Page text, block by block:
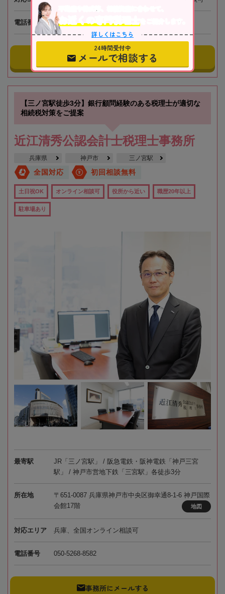
電話番号 050-5268-8565
事務所にメールする
【三ノ宮駅徒歩3分】銀行顧問経験のある税理士が適切な
相続税対策をご提案
近江清秀公認会計士税理士事務所
兵庫県 神戸市 三ノ宮駅
全国対応 初回相談無料
土日祝OK オンライン相談可 役所から近い 職歴20年以上
駐車場あり
最寄駅
JR「三ノ宮駅」 / 阪急電鉄・阪神電鉄「神戸三宮
駅」 / 神戸市営地下鉄「三宮駅」各徒歩3分
所在地
〒651-0087 兵庫県神戸市中央区御幸通8-1-6 神戸国際
会館17階
地図
対応エリア 兵庫、全国オンライン相談可
電話番号 050-5268-8582
事務所にメールする
不動産や株式等、相続資産に合わせて、
お近くの専門税理士
をご紹介します。
詳しくはこちら
24時間受付中
メールで相談する